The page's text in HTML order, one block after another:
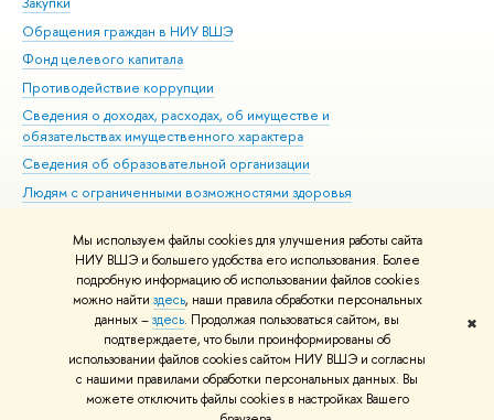
Мы используем файлы cookies для улучшения работы сайта
НИУ ВШЭ и большего удобства его использования. Более
подробную информацию об использовании файлов cookies
можно найти здесь, наши правила обработки персональных
данных –здесь. Продолжая пользоваться сайтом, вы
подтверждаете, что были проинформированы об
использовании файлов cookies сайтом НИУ ВШЭ и согласны
с нашими правилами обработки персональных данных. Вы
можете отключить файлы cookies в настройках Вашего
✖
Обращения граждан в НИУ ВШЭ
Фонд целевого капитала
Противодействие коррупции
Сведения о доходах, расходах, об имуществе и
обязательствах имущественного характера
Сведения об образовательной организации
Людям с ограниченными возможностями здоровья
Работа в Вышке
© НИУ ВШЭ 1993–2026 Адреса и контакты Условия использования
материалов Политика конфиденциальности Карта сайта
Шрифты HSE Sans и HSE Slab разработаны вШколе дизайна НИУ ВШЭ